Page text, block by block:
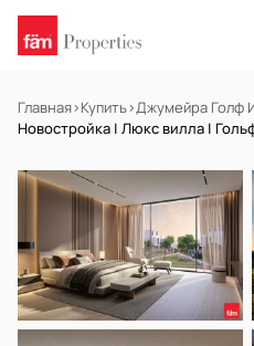
Главная›Купить›Джумейра Голф
Новостройка | Люкс вилла |
НА ПРОДАЖУ Off-plan